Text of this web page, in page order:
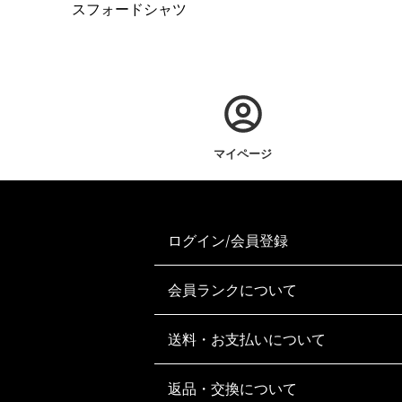
スフォードシャツ
マイページ
ログイン/会員登録
会員ランクについて
送料・お支払いについて
返品・交換について